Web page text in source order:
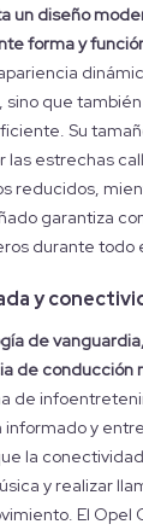
un diseño
forma y
sino que
Su
las estrechas
reducidos,
garantiza
durante todo
y
de
de conducción
de
informado y
la
y realizar
El Opel